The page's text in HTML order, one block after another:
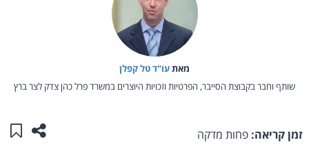
מאת‏עו"ד טל קפלן
שותף וחבר בקבוצת הסייבר, הפרטיות וזכויות היוצרים במשרד פרל כהן צדק לצר ברץ
זמן קריאה: פחות מדקה שתפו